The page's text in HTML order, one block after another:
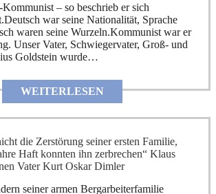
– so beschrieb er sich
war seine Nationalität, Sprache
waren seine Wurzeln.Kommunist war er
Unser Vater, Schwiegervater, Groß- und
Goldstein wurde…
WEITERLESEN
die Zerstörung seiner ersten Familie,
Haft konnten ihn zerbrechen“ Klaus
Vater Kurt Oskar Dimler
seiner armen Bergarbeiterfamilie